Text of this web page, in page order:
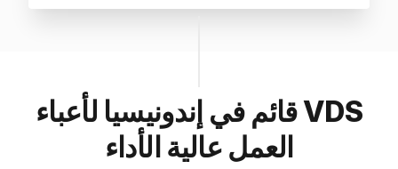
VDS قائم في إندونيسيا لأعباء
العمل عالية الأداء